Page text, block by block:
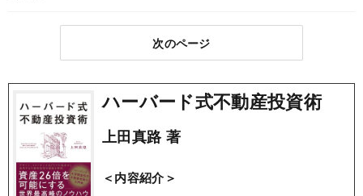
次のページ
ハーバード式不動産投資術
上田真路 著
＜内容紹介＞